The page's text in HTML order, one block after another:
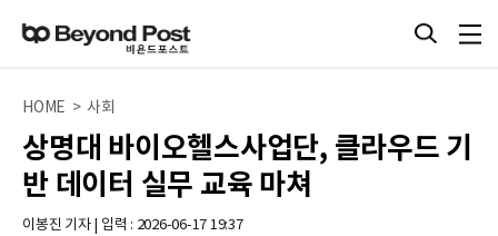
HOME > 사회
상명대 바이오헬스사업단, 클라우드 기
반 데이터 실무 교육 마쳐
이봉진 기자 | 입력 : 2026-06-17 19:37